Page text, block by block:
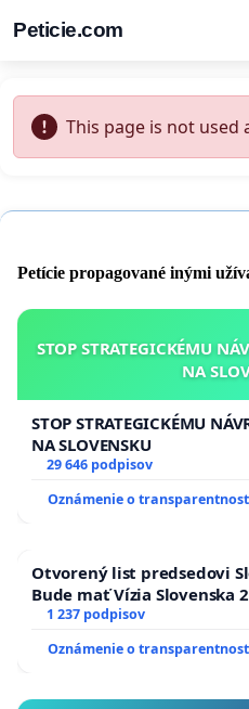
Peticie.com
This page is not used
Petície propagované inými
STOP STRATEGICKÉMU
NA
STOP STRATEGICKÉMU
NA SLOVENSKU
29 646 podpisov
Oznámenie o
Otvorený list predsedovi
Bude mať Vízia Slovenska
1 237 podpisov
Oznámenie o